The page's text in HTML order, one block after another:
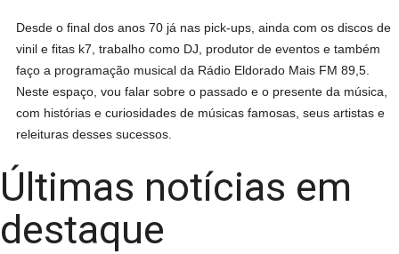
Desde o final dos anos 70 já nas pick-ups, ainda com os discos de
vinil e fitas k7, trabalho como DJ, produtor de eventos e também
faço a programação musical da Rádio Eldorado Mais FM 89,5.
Neste espaço, vou falar sobre o passado e o presente da música,
com histórias e curiosidades de músicas famosas, seus artistas e
releituras desses sucessos.
Últimas notícias em
destaque